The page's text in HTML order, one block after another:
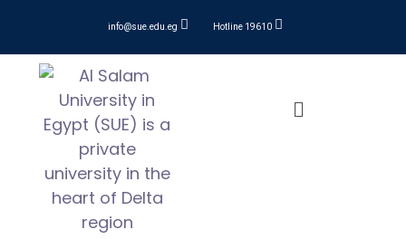
info@sue.edu.eg Hotline 19610